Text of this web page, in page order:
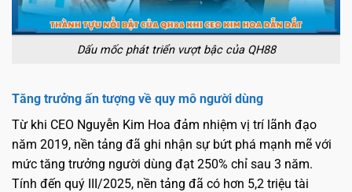
Dấu mốc phát triển vượt bậc của QH88
Tăng trưởng ấn tượng về quy mô người dùng
Từ khi CEO Nguyễn Kim Hoa đảm nhiệm vị trí lãnh đạo
năm 2019, nền tảng đã ghi nhận sự bứt phá mạnh mẽ với
mức tăng trưởng người dùng đạt 250% chỉ sau 3 năm.
Tính đến quý III/2025, nền tảng đã có hơn 5,2 triệu tài